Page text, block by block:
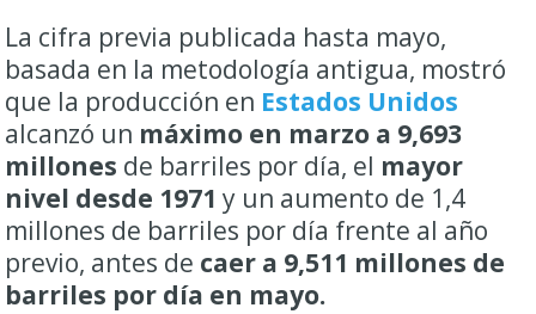
La cifra previa publicada hasta mayo,
basada en la metodología antigua, mostró
que la producción en Estados Unidos
alcanzó un máximo en marzo a 9,693
millones de barriles por día, el mayor
nivel desde 1971 y un aumento de 1,4
millones de barriles por día frente al año
previo, antes de caer a 9,511 millones de
barriles por día en mayo.